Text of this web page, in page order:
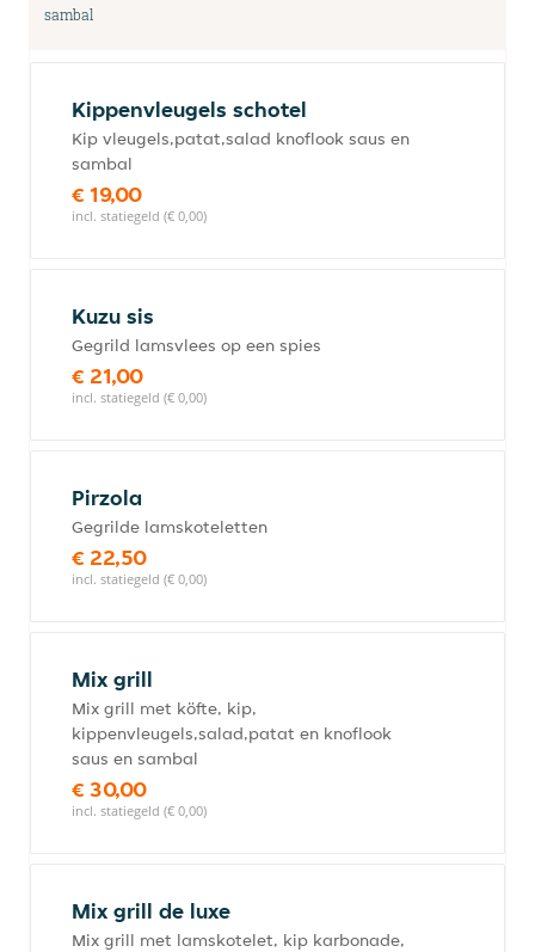
sambal
Kippenvleugels schotel
Kip vleugels,patat,salad knoflook saus en
sambal
€ 19,00
incl. statiegeld (€ 0,00)
Kuzu sis
Gegrild lamsvlees op een spies
€ 21,00
incl. statiegeld (€ 0,00)
Pirzola
Gegrilde lamskoteletten
€ 22,50
incl. statiegeld (€ 0,00)
Mix grill
Mix grill met köfte, kip,
kippenvleugels,salad,patat en knoflook
saus en sambal
€ 30,00
incl. statiegeld (€ 0,00)
Mix grill de luxe
Mix grill met lamskotelet, kip karbonade,